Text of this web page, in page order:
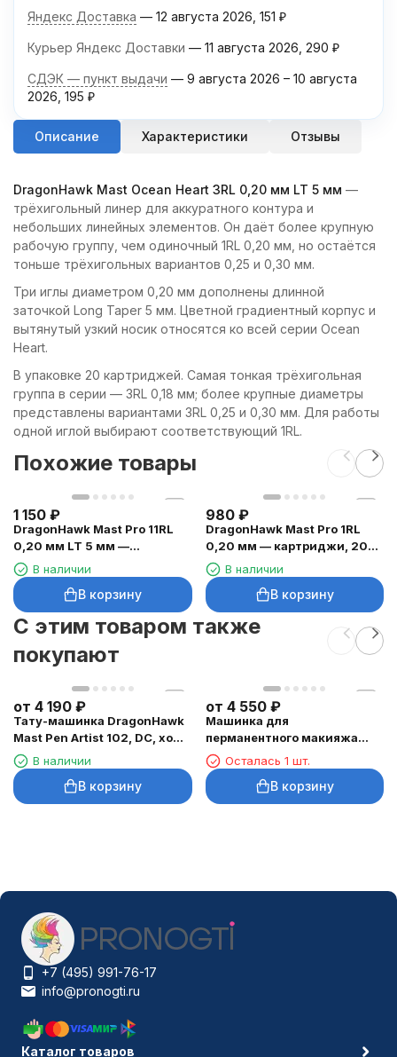
Яндекс Доставка 12 августа 2026 151 ₽
Курьер Яндекс Доставки 11 августа 2026 290 ₽
СДЭК — пункт выдачи 9 августа 2026 – 10 августа
2026 195 ₽
Описание Характеристики Отзывы
DragonHawk Mast Ocean Heart 3RL 0,20 мм LT 5 мм —
трёхигольный линер для аккуратного контура и
небольших линейных элементов. Он даёт более крупную
рабочую группу, чем одиночный 1RL 0,20 мм, но остаётся
тоньше трёхигольных вариантов 0,25 и 0,30 мм.
Три иглы диаметром 0,20 мм дополнены длинной
заточкой Long Taper 5 мм. Цветной градиентный корпус и
вытянутый узкий носик относятся ко всей серии Ocean
Heart.
В упаковке 20 картриджей. Самая тонкая трёхигольная
группа в серии — 3RL 0,18 мм; более крупные диаметры
представлены вариантами 3RL 0,25 и 0,30 мм. Для работы
одной иглой выбирают соответствующий 1RL.
Похожие товары
1 150 ₽
DragonHawk Mast Pro 11RL
0,20 мм LT 5 мм —
картриджи, 20 шт.
В наличии
В корзину
980 ₽
DragonHawk Mast Pro 1RL
0,20 мм — картриджи, 20
шт.В наличии
В корзину
C этим товаром также
покупают
от 4 190 ₽
Тату-машинка DragonHawk
Mast Pen Artist 102, DC, ход
3,5 ммВ наличии
В корзину
от 4 550 ₽
Машинка для
перманентного макияжа
DragonHawk Mast Tour Air,
RCA, ход 2,3 мм
Осталась 1 шт.
В корзину
+7 (495) 991-76-17
info@pronogti.ru
Каталог товаров